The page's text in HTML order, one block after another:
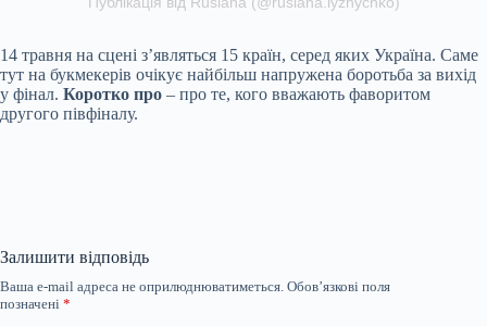
14 травня на сцені з’являться 15 країн, серед яких Україна. Саме
тут на букмекерів очікує найбільш напружена боротьба за вихід
у фінал. Коротко про – про те, кого вважають фаворитом
другого півфіналу.
Залишити відповідь
Ваша e-mail адреса не оприлюднюватиметься. Обов’язкові поля
позначені *